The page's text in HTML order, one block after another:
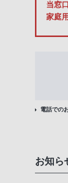
当窓
家庭
電話での
お知ら